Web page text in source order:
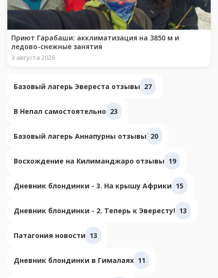
Приют Гарабаши: акклиматизация на 3850 м и
ледово-снежные занятия
3 августа 2026
Базовый лагерь Эвереста отзывы 27
В Непал самостоятельно 23
Базовый лагерь Аннапурны отзывы 20
Восхождение на Килиманджаро отзывы 19
Дневник блондинки - 3. На крышу Африки 15
Дневник блондинки - 2. Теперь к Эвересту! 13
Патагония новости 13
Дневник блондинки в Гималаях 11